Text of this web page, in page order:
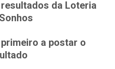
da Loteria
a postar o